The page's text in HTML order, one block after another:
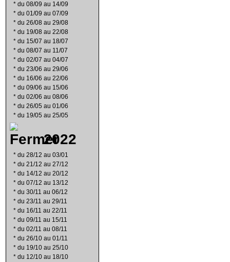
* du 08/09 au 14/09
* du 01/09 au 07/09
* du 26/08 au 29/08
* du 19/08 au 22/08
* du 15/07 au 18/07
* du 08/07 au 11/07
* du 02/07 au 04/07
* du 23/06 au 29/06
* du 16/06 au 22/06
* du 09/06 au 15/06
* du 02/06 au 08/06
* du 26/05 au 01/06
* du 19/05 au 25/05
2022
* du 28/12 au 03/01
* du 21/12 au 27/12
* du 14/12 au 20/12
* du 07/12 au 13/12
* du 30/11 au 06/12
* du 23/11 au 29/11
* du 16/11 au 22/11
* du 09/11 au 15/11
* du 02/11 au 08/11
* du 26/10 au 01/11
* du 19/10 au 25/10
* du 12/10 au 18/10